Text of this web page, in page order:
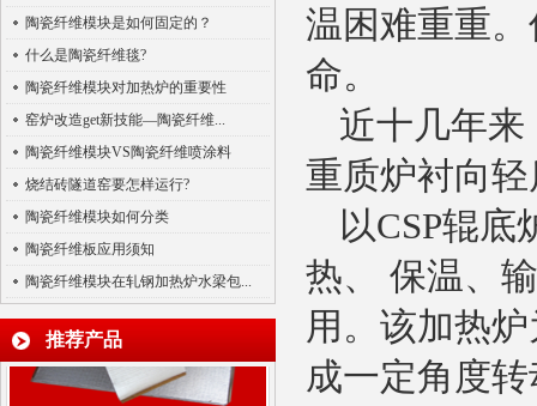
陶瓷纤维模块是如何固定的？
什么是陶瓷纤维毯?
陶瓷纤维模块对加热炉的重要性
窑炉改造get新技能—陶瓷纤维...
陶瓷纤维模块VS陶瓷纤维喷涂料
烧结砖隧道窑要怎样运行?
陶瓷纤维模块如何分类
陶瓷纤维板应用须知
陶瓷纤维模块在轧钢加热炉水梁包...
推荐产品
硅酸铝陶瓷纤维针刺毯
温困难重重
命。
近十几年
重质炉衬向轻
以CSP辊底
热、 保温、
用。该加热炉
成一定角度转